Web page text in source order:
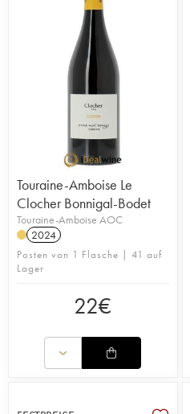
Touraine-Amboise Le
Clocher Bonnigal-Bodet
Touraine-Amboise AOC
2024
Posten von 1 Flasche | 41 auf
Lager
22€